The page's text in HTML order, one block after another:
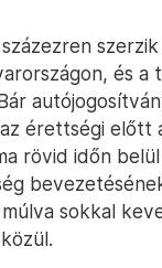
és a
érettségi előtt
rövid időn
sokkal